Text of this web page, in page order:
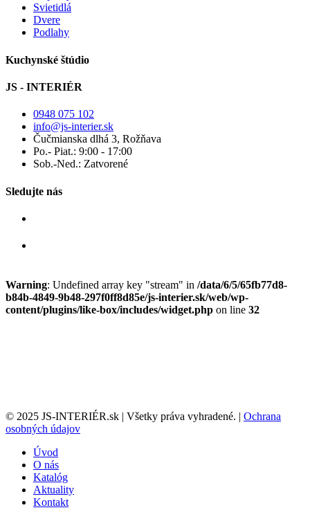
Svietidlá
Dvere
Podlahy
Kuchynské štúdio
JS - INTERIÉR
0948 075 102
info@js-interier.sk
Čučmianska dlhá 3, Rožňava
Po.- Piat.: 9:00 - 17:00
Sob.-Ned.: Zatvorené
Sledujte nás
Warning: Undefined array key "stream" in /data/6/5/65fb77d8-
b84b-4849-9b48-297f0ff8d85e/js-interier.sk/web/wp-
content/plugins/like-box/includes/widget.php on line 32
© 2025 JS-INTERIÉR.sk | Všetky práva vyhradené. | Ochrana
osobných údajov
Úvod
O nás
Katalóg
Aktuality
Kontakt